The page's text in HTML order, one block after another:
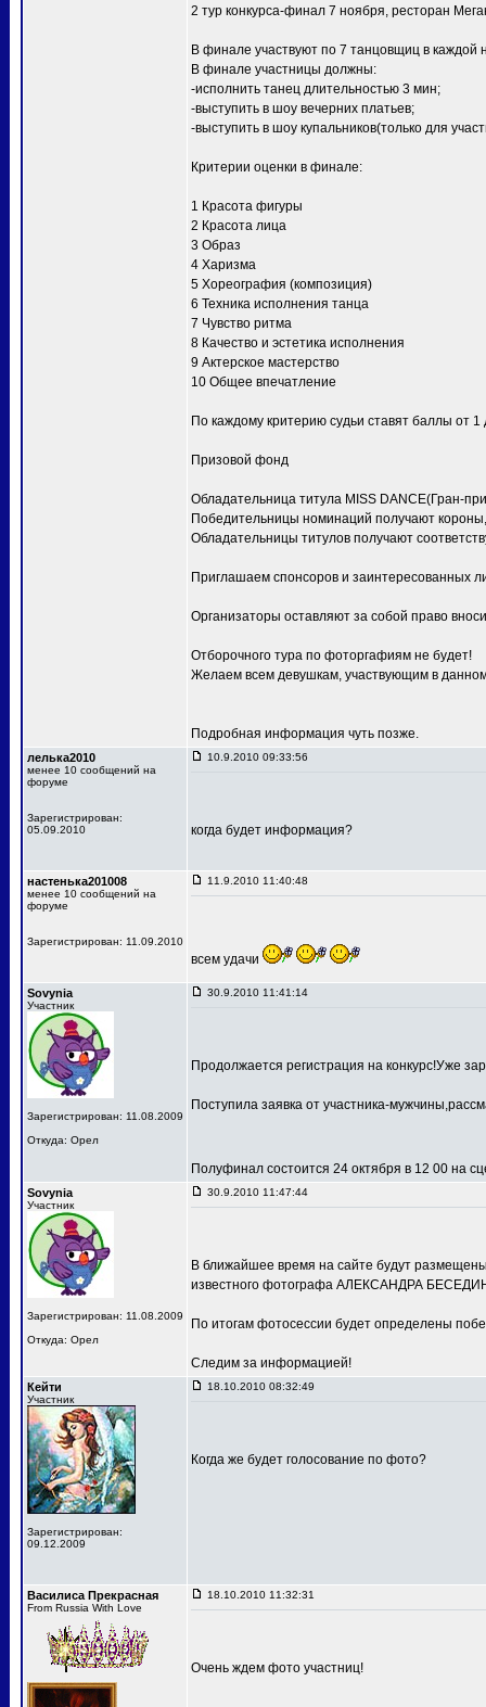
2 тур конкурса-финал 7 ноября, ресторан
В финале участвуют по 7 танцовщиц в каждой
В финале участницы должны:
-исполнить танец длительностью 3 мин;
-выступить в шоу вечерних платьев;
-выступить в шоу купальников(только для
Критерии оценки в финале:
1 Красота фигуры
2 Красота лица
3 Образ
4 Харизма
5 Хореография (композиция)
6 Техника исполнения танца
7 Чувство ритма
8 Качество и эстетика исполнения
9 Актерское мастерство
10 Общее впечатление
По каждому критерию судьи ставят баллы от
Призовой фонд
Обладательница титула MISS DANCE(Гран-
Победительницы номинаций получают
Обладательницы титулов получают
Приглашаем спонсоров и заинтересованных
Организаторы оставляют за собой право
Отборочного тура по фоторгафиям не будет!
Желаем всем девушкам, участвующим в данном
Подробная информация чуть позже.
лелька2010
менее 10 сообщений на
форуме
Зарегистрирован:
05.09.2010
10.9.2010 09:33:56
когда будет информация?
настенька201008
менее 10 сообщений на
форуме
Зарегистрирован: 11.09.2010
11.9.2010 11:40:48
всем удачи
Sovynia
Участник
Зарегистрирован: 11.08.2009
Откуда: Орел
30.9.2010 11:41:14
Продолжается регистрация на конкурс!Уже
Поступила заявка от участника-
Полуфинал состоится 24 октября в 12 00 на
Sovynia
Участник
Зарегистрирован: 11.08.2009
Откуда: Орел
30.9.2010 11:47:44
В ближайшее время на сайте будут
известного фотографа АЛЕКСАНДРА
По итогам фотосессии будет определены
Следим за информацией!
Кейти
Участник
Зарегистрирован:
09.12.2009
18.10.2010 08:32:49
Когда же будет голосование по фото?
Василиса Прекрасная
From Russia With Love
18.10.2010 11:32:31
Очень ждем фото участниц!